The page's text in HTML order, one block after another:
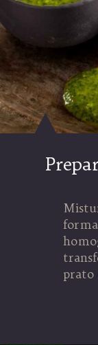
prato